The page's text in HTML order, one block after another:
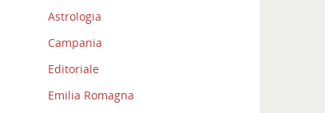
Astrologia
Campania
Editoriale
Emilia Romagna